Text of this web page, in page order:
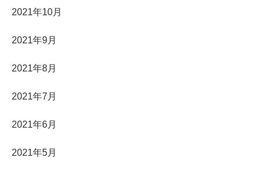
2021年10月
2021年9月
2021年8月
2021年7月
2021年6月
2021年5月